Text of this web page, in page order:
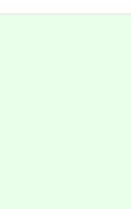
實施計畫